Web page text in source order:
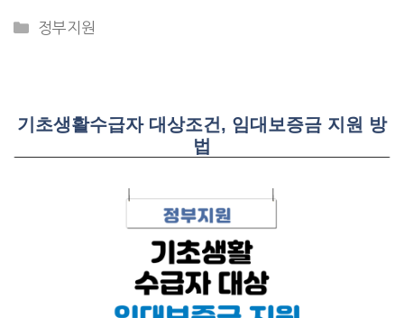
CATEGORIES
정부지원
기초생활수급자 대상조건, 임대보증금 지원 방
법